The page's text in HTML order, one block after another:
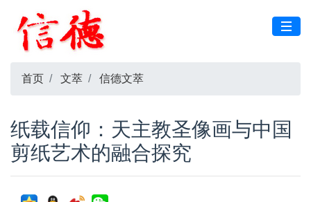
首页 文萃 信德文萃
纸载信仰：天主教圣像画与中国
剪纸艺术的融合探究